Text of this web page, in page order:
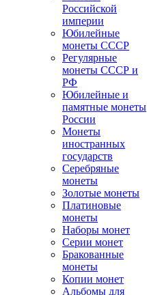
Российской
империи
Юбилейные
монеты СССР
Регулярные
монеты СССР и
РФ
Юбилейные и
памятные монеты
России
Монеты
иностранных
государств
Серебряные
монеты
Золотые монеты
Платиновые
монеты
Наборы монет
Серии монет
Бракованные
монеты
Копии монет
Альбомы для